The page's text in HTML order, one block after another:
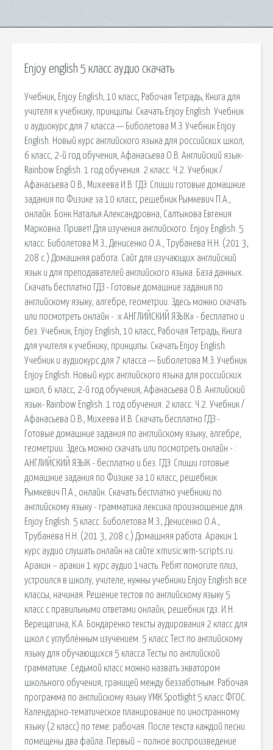
Enjoy english 5 класс аудио скачать
Учебник, Enjoy English, 10 класс, Рабочая Тетрадь, Книга для
учителя к учебнику, принципы. Скачать Enjoy English. Учебник
и аудиокурс для 7 класса — Биболетова М.З. Учебник Enjoy
English. Новый курс английского языка для российских школ,
6 класс, 2-й год обучения, Афанасьева О.В. Английский язык-
Rainbow English. 1 год обучения. 2 класс. Ч.2. Учебник /
Афанасьева О.В., Михеева И.В. ГДЗ: Спиши готовые домашние
задания по Физике за 10 класс, решебник Рымкевич П.А.,
онлайн. Бонк Наталья Александровна, Салтыкова Евгения
Марковна. Привет! Для изучения английского. Enjoy English. 5
класс. Биболетова М.З., Денисенко О.А., Трубанева Н.Н. (201 3,
208 с.) Домашняя работа. Сайт для изучающих английский
язык и для преподавателей английского языка. База данных.
Скачать бесплатно ГДЗ - Готовые домашние задания по
английскому языку, алгебре, геометрии. Здесь можно скачать
или посмотреть онлайн - :« АНГЛИЙСКИЙ ЯЗЫК» - бесплатно и
без. Учебник, Enjoy English, 10 класс, Рабочая Тетрадь, Книга
для учителя к учебнику, принципы. Скачать Enjoy English.
Учебник и аудиокурс для 7 класса — Биболетова М.З. Учебник
Enjoy English. Новый курс английского языка для российских
школ, 6 класс, 2-й год обучения, Афанасьева О.В. Английский
язык- Rainbow English. 1 год обучения. 2 класс. Ч.2. Учебник /
Афанасьева О.В., Михеева И.В. Скачать бесплатно ГДЗ -
Готовые домашние задания по английскому языку, алгебре,
геометрии. Здесь можно скачать или посмотреть онлайн - :
АНГЛИЙСКИЙ ЯЗЫК - бесплатно и без. ГДЗ: Спиши готовые
домашние задания по Физике за 10 класс, решебник
Рымкевич П.А., онлайн. Скачать бесплатно учебники по
английскому языку - грамматика лексика произношение для.
Enjoy English. 5 класс. Биболетова М.З., Денисенко О.А.,
Трубанева Н.Н. (201 3, 208 с.) Домашняя работа. Аракин 1
курс аудио слушать онлайн на сайте xmusic.wm-scripts.ru.
Аракин – аракин 1 курс аудио 1часть. Ребят помогите плиз,
устроился в школу, учителе, нужны учебники Enjoy English все
классы, начиная. Решение тестов по английскому языку 5
класс с правильными ответами онлайн, решебник гдз. И.Н.
Верещагина, К.А. Бондаренко тексты аудирования 2 класс для
школ с углублённым изучением. 5 класс Тест по английскому
языку для обучающихся 5 класса Тесты по английской
грамматике. Седьмой класс можно назвать экватором
школьного обучения, границей между беззаботным. Рабочая
программа по английскому языку УМК Spotlight 5 класс ФГОС.
Календарно-тематическое планирование по иностранному
языку (2 класс) по теме: рабочая. После текста каждой песни
помещены два файла. Первый – полное воспроизведение